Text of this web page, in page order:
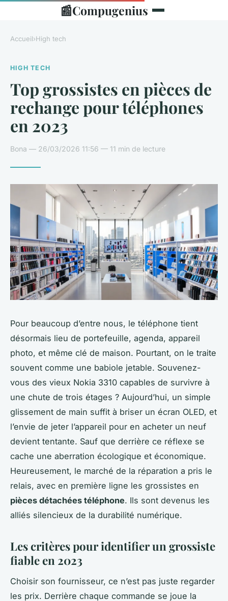
📰Compugenius
Accueil›High tech
HIGH TECH
Top grossistes en pièces de
rechange pour téléphones
en 2023
Bona — 26/03/2026 11:56 — 11 min de lecture
Pour beaucoup d’entre nous, le téléphone tient
désormais lieu de portefeuille, agenda, appareil
photo, et même clé de maison. Pourtant, on le traite
souvent comme une babiole jetable. Souvenez-
vous des vieux Nokia 3310 capables de survivre à
une chute de trois étages ? Aujourd’hui, un simple
glissement de main suffit à briser un écran OLED, et
l’envie de jeter l’appareil pour en acheter un neuf
devient tentante. Sauf que derrière ce réflexe se
cache une aberration écologique et économique.
Heureusement, le marché de la réparation a pris le
relais, avec en première ligne les grossistes en
pièces détachées téléphone. Ils sont devenus les
alliés silencieux de la durabilité numérique.
Les critères pour identifier un grossiste
fiable en 2023
Choisir son fournisseur, ce n’est pas juste regarder
les prix. Derrière chaque commande se joue la